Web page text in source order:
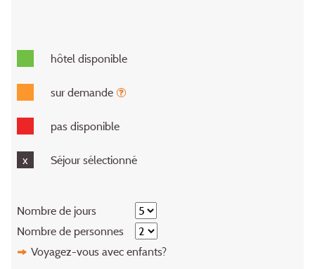
hôtel disponible
sur demande
pas disponible
x Séjour sélectionné
Nombre de jours
Nombre de personnes
Voyagez-vous avec enfants?